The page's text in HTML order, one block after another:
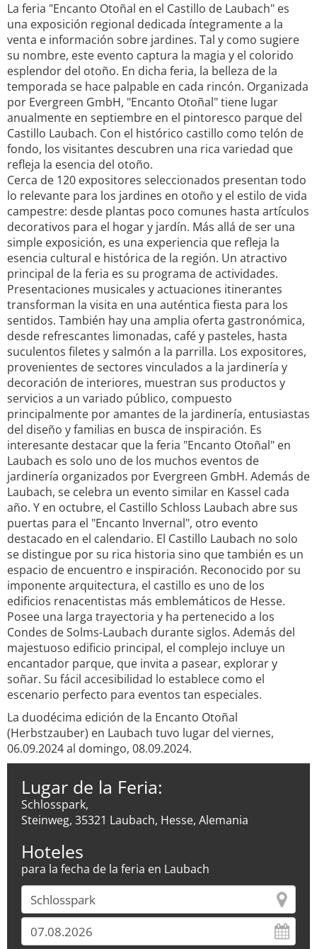
La feria "Encanto Otoñal en el Castillo de Laubach" es
una exposición regional dedicada íntegramente a la
venta e información sobre jardines. Tal y como sugiere
su nombre, este evento captura la magia y el colorido
esplendor del otoño. En dicha feria, la belleza de la
temporada se hace palpable en cada rincón. Organizada
por Evergreen GmbH, "Encanto Otoñal" tiene lugar
anualmente en septiembre en el pintoresco parque del
Castillo Laubach. Con el histórico castillo como telón de
fondo, los visitantes descubren una rica variedad que
refleja la esencia del otoño.
Cerca de 120 expositores seleccionados presentan todo
lo relevante para los jardines en otoño y el estilo de vida
campestre: desde plantas poco comunes hasta artículos
decorativos para el hogar y jardín. Más allá de ser una
simple exposición, es una experiencia que refleja la
esencia cultural e histórica de la región. Un atractivo
principal de la feria es su programa de actividades.
Presentaciones musicales y actuaciones itinerantes
transforman la visita en una auténtica fiesta para los
sentidos. También hay una amplia oferta gastronómica,
desde refrescantes limonadas, café y pasteles, hasta
suculentos filetes y salmón a la parrilla. Los expositores,
provenientes de sectores vinculados a la jardinería y
decoración de interiores, muestran sus productos y
servicios a un variado público, compuesto
principalmente por amantes de la jardinería, entusiastas
del diseño y familias en busca de inspiración. Es
interesante destacar que la feria "Encanto Otoñal" en
Laubach es solo uno de los muchos eventos de
jardinería organizados por Evergreen GmbH. Además de
Laubach, se celebra un evento similar en Kassel cada
año. Y en octubre, el Castillo Schloss Laubach abre sus
puertas para el "Encanto Invernal", otro evento
destacado en el calendario. El Castillo Laubach no solo
se distingue por su rica historia sino que también es un
espacio de encuentro e inspiración. Reconocido por su
imponente arquitectura, el castillo es uno de los
edificios renacentistas más emblemáticos de Hesse.
Posee una larga trayectoria y ha pertenecido a los
Condes de Solms-Laubach durante siglos. Además del
majestuoso edificio principal, el complejo incluye un
encantador parque, que invita a pasear, explorar y
soñar. Su fácil accesibilidad lo establece como el
escenario perfecto para eventos tan especiales.
La duodécima edición de la Encanto Otoñal
(Herbstzauber) en Laubach tuvo lugar del viernes,
06.09.2024 al domingo, 08.09.2024.
Lugar de la Feria:
Schlosspark,
Steinweg, 35321 Laubach, Hesse, Alemania
Hoteles
para la fecha de la feria en Laubach